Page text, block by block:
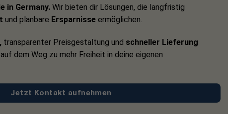
in Germany. Wir bieten dir Lösungen, die langfristig
und planbare Ersparnisse ermöglichen.
transparenter Preisgestaltung und schneller Lieferung
dem Weg zu mehr Freiheit in deine eigenen
Jetzt Kontakt aufnehmen